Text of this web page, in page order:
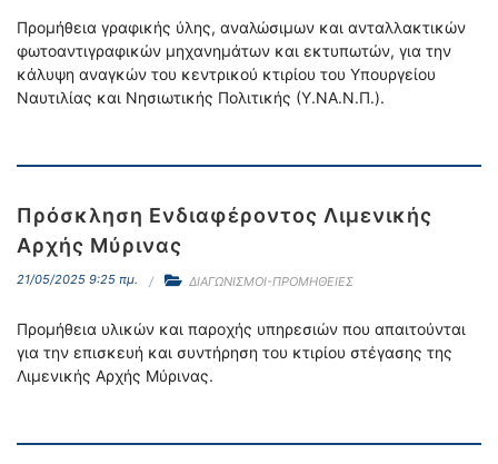
Προμήθεια γραφικής ύλης, αναλώσιμων και ανταλλακτικών
φωτοαντιγραφικών μηχανημάτων και εκτυπωτών, για την
κάλυψη αναγκών του κεντρικού κτιρίου του Υπουργείου
Ναυτιλίας και Νησιωτικής Πολιτικής (Υ.ΝΑ.Ν.Π.).
Πρόσκληση Ενδιαφέροντος Λιμενικής
Αρχής Μύρινας
21/05/2025 9:25 πμ. ΔΙΑΓΩΝΙΣΜΟΙ-ΠΡΟΜΗΘΕΙΕΣ
Προμήθεια υλικών και παροχής υπηρεσιών που απαιτούνται
για την επισκευή και συντήρηση του κτιρίου στέγασης της
Λιμενικής Αρχής Μύρινας.